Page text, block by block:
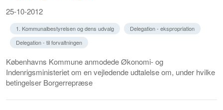
25-10-2012
1. Kommunalbestyrelsen og dens udvalg
Delegation - ekspropriation
Delegation - til forvaltningen
Københavns Kommune anmodede Økonomi- og
Indenrigsministeriet om en vejledende udtalelse om, under hvilke
betingelser Borgerrepræse